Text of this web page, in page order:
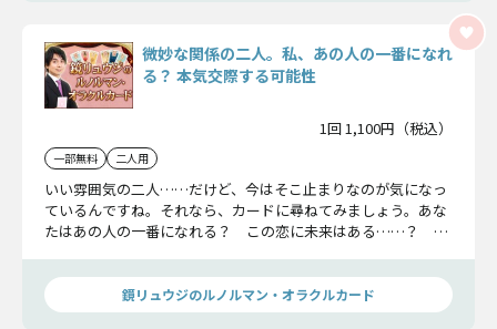
微妙な関係の二人。私、あの人の一番になれ
る？ 本気交際する可能性
1回 1,100円（税込）
一部無料 二人用
いい雰囲気の二人……だけど、今はそこ止まりなのが気になっ
ているんですね。それなら、カードに尋ねてみましょう。あな
たはあの人の一番になれる？ この恋に未来はある……？ 全
鏡リュウジのルノルマン・オラクルカード